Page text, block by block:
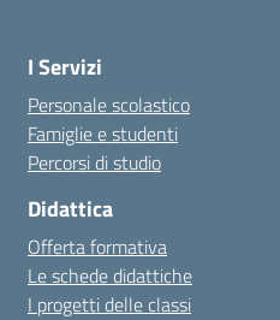
I Servizi
Personale scolastico
Famiglie e studenti
Percorsi di studio
Didattica
Offerta formativa
Le schede didattiche
I progetti delle classi